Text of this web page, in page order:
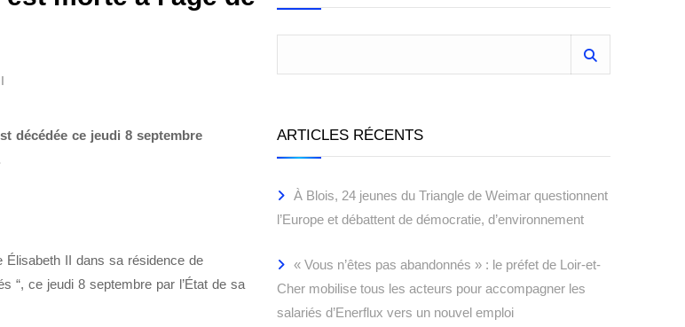
décédée ce jeudi 8 septembre
Élisabeth II dans sa résidence de
“, ce jeudi 8 septembre par l’État de sa
ARTICLES RÉCENTS
À Blois, 24 jeunes du Triangle de Weimar questionnent
l’Europe et débattent de démocratie, d’environnement
« Vous n’êtes pas abandonnés » : le préfet de Loir-et-
Cher mobilise tous les acteurs pour accompagner les
salariés d’Enerflux vers un nouvel emploi